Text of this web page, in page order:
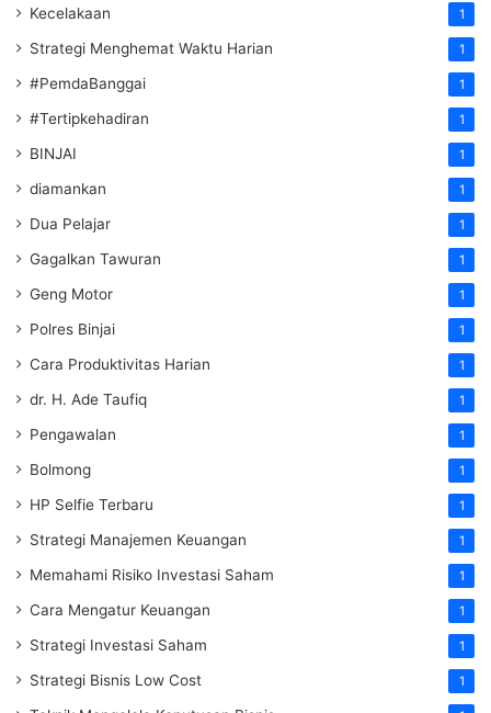
Kecelakaan 1
Strategi Menghemat Waktu Harian 1
#PemdaBanggai 1
#Tertipkehadiran 1
BINJAI 1
diamankan 1
Dua Pelajar 1
Gagalkan Tawuran 1
Geng Motor 1
Polres Binjai 1
Cara Produktivitas Harian 1
dr. H. Ade Taufiq 1
Pengawalan 1
Bolmong 1
HP Selfie Terbaru 1
Strategi Manajemen Keuangan 1
Memahami Risiko Investasi Saham 1
Cara Mengatur Keuangan 1
Strategi Investasi Saham 1
Strategi Bisnis Low Cost 1